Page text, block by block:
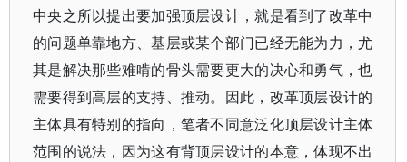
中央之所以提出要加强顶层设计，就是看到了改革中
的问题单靠地方、基层或某个部门已经无能为力，尤
其是解决那些难啃的骨头需要更大的决心和勇气，也
需要得到高层的支持、推动。因此，改革顶层设计的
主体具有特别的指向，笔者不同意泛化顶层设计主体
范围的说法，因为这有背顶层设计的本意，体现不出